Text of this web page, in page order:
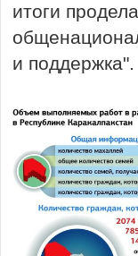
итоги
и поддержка".